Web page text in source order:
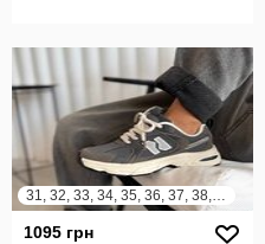
31, 32, 33, 34, 35, 36, 37, 38, 39, 40, 41
1095 грн